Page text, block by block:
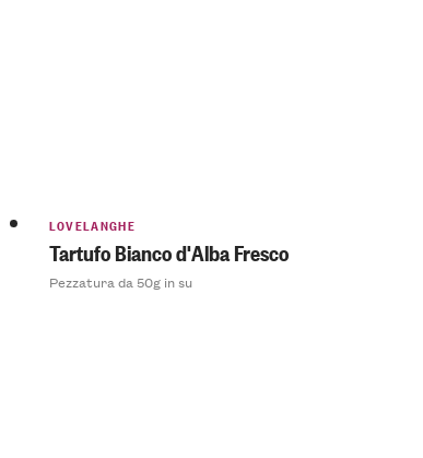
LOVELANGHE
Tartufo Bianco d'Alba Fresco
Pezzatura da 50g in su